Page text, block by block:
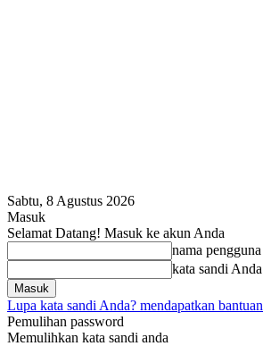
Sabtu, 8 Agustus 2026
Masuk
Selamat Datang! Masuk ke akun Anda
nama pengguna
kata sandi Anda
Lupa kata sandi Anda? mendapatkan bantuan
Pemulihan password
Memulihkan kata sandi anda